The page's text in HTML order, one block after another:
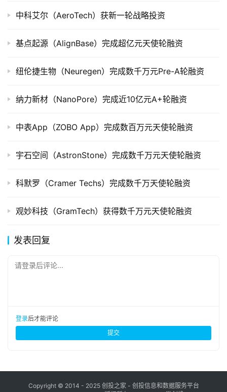
数
业
院
中科艾尔（AeroTech）获新一轮战略投资
基点起源（AlignBase）完成超亿元天使轮融资
纽伦捷生物（Neuregen）完成数千万元Pre-A轮融资
纳力新材（NanoPore）完成近10亿元A+轮融资
中表App（ZOBO App）完成数百万元天使轮融资
宇石空间（AstronStone）完成数千万元天使轮融资
科默罗（Cramer Techs）完成数千万天使轮融资
观妙科技（GramTech）获得数千万元天使轮融资
发表回复
请登录后评论...
登录后才能评论
提交
Copyright © 2014 - 2025 创投之家 - 创投信息和数据服务平台